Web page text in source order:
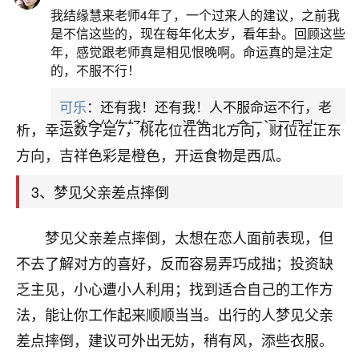
恋爱中的人梦见扶起香炉，说明有二婚或第一
次婚姻有波折的现象。恋爱中的人梦见别人差点摔
倒被我扶起，说明经不起考验。无法通融，只好分
手。梦见别人摔倒了把他扶起来，按周易五行分
析，幸运数字是7，桃花位在西北方向，财位在正东
方向，吉祥色彩是橙色，开运食物是西瓜。
3、梦见父亲差点摔倒
梦见父亲差点摔倒，太想在恋人面前表现，但
不去了解对方的喜好，反而容易弄巧成拙；投资缺
乏主见，小心遭小人利用；找到适合自己的工作方
法，能让你工作起来顺顺当当。出行的人梦见父亲
差点摔倒，建议可外出无妨，稍有风，添些衣服。
我结缘慧来老师4年了，一个过来人的建议，之前我
是不信这些的，现在每年化太岁，看年卦。回顾这些
年，感觉跟老师真是相见恨晚啊。命运真的是注定
的，不服不行！
可乐：还有我！还有我！人不服命运不行，老
天爷会给你好好上一课的。一命二运三风水，
哪样不服都不行！
平安是福：我也是每年找老师化太岁，看年
卦，认识老师3年了，都是缘分啊！
心若莲花
我是做餐饮的，这两年，生意屡屡受挫，店开一家关
一家，要么生意不好，生意好的就出事。前些年攒的
家底快败光了，真是倒霉！我也想找人看看到底怎么
回事？